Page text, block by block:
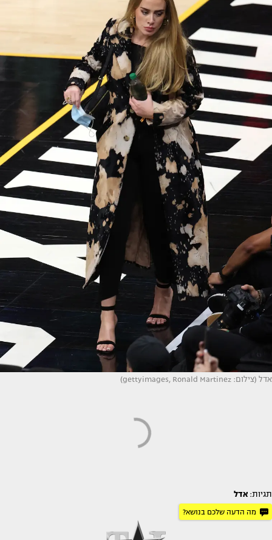
אדל (צילום: gettyimages, Ronald Martinez)
תגיות: אדל
מה הדעה שלכם בנושא?